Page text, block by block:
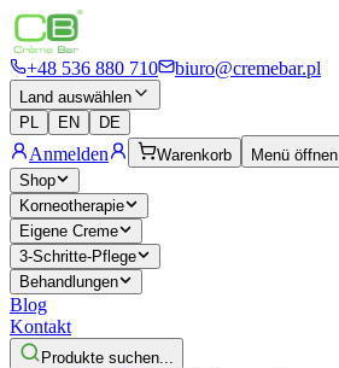
+48 536 880 710 biuro@cremebar.pl
Land auswählen
PL
EN DE
Anmelden Warenkorb
Menü öffnen
Shop
Korneotherapie
Eigene Creme
3-Schritte-Pflege
Behandlungen
Blog
Kontakt
Produkte suchen...